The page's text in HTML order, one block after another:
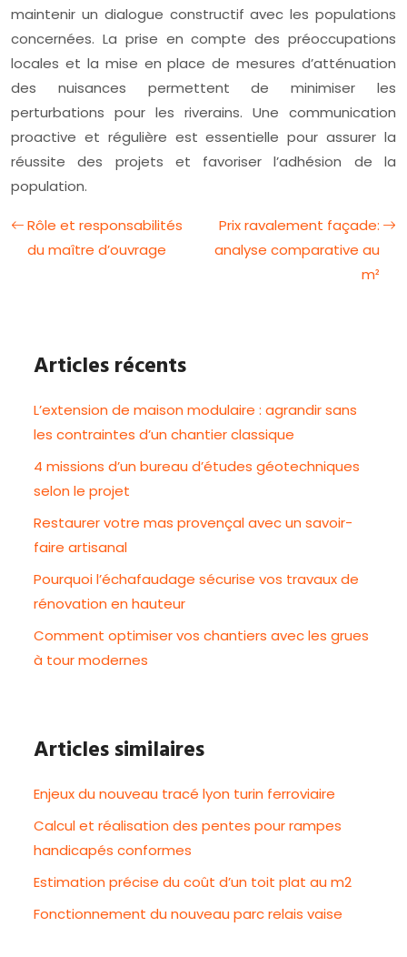
maintenir un dialogue constructif avec les populations
concernées. La prise en compte des préoccupations
locales et la mise en place de mesures d’atténuation
des nuisances permettent de minimiser les
perturbations pour les riverains. Une communication
proactive et régulière est essentielle pour assurer la
réussite des projets et favoriser l’adhésion de la
population.
Rôle et responsabilités
du maître d’ouvrage
Prix ravalement façade:
analyse comparative au
m²
Articles récents
L’extension de maison modulaire : agrandir sans
les contraintes d’un chantier classique
4 missions d’un bureau d’études géotechniques
selon le projet
Restaurer votre mas provençal avec un savoir-
faire artisanal
Pourquoi l’échafaudage sécurise vos travaux de
rénovation en hauteur
Comment optimiser vos chantiers avec les grues
à tour modernes
Articles similaires
Enjeux du nouveau tracé lyon turin ferroviaire
Calcul et réalisation des pentes pour rampes
handicapés conformes
Estimation précise du coût d’un toit plat au m2
Fonctionnement du nouveau parc relais vaise